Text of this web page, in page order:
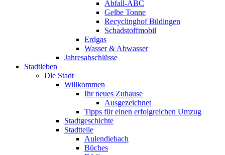
Abfall-ABC
Gelbe Tonne
Recyclinghof Büdingen
Schadstoffmobil
Erdgas
Wasser & Abwasser
Jahresabschlüsse
Stadtleben
Die Stadt
Willkommen
Ihr neues Zuhause
Ausgezeichnet
Tipps für einen erfolgreichen Umzug
Stadtgeschichte
Stadtteile
Aulendiebach
Büches